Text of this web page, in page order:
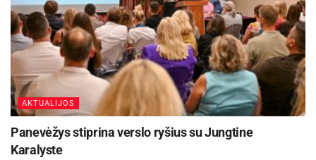
AKTUALIJOS
Panevėžys stiprina verslo ryšius su Jungtine
Karalyste